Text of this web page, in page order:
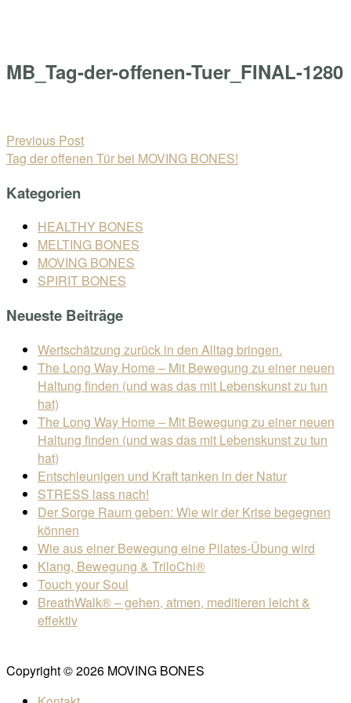
MB_Tag-der-offenen-Tuer_FINAL-1280
Beitragsnavigation
Previous Post
Tag der offenen Tür bei MOVING BONES!
Kategorien
HEALTHY BONES
MELTING BONES
MOVING BONES
SPIRIT BONES
Neueste Beiträge
Wertschätzung zurück in den Alltag bringen.
The Long Way Home – Mit Bewegung zu einer neuen
Haltung finden (und was das mit Lebenskunst zu tun
hat)
The Long Way Home – Mit Bewegung zu einer neuen
Haltung finden (und was das mit Lebenskunst zu tun
hat)
Entschleunigen und Kraft tanken in der Natur
STRESS lass nach!
Der Sorge Raum geben: Wie wir der Krise begegnen
können
Wie aus einer Bewegung eine Pilates-Übung wird
Klang, Bewegung & TriloChi®
Touch your Soul
BreathWalk® – gehen, atmen, meditieren leicht &
effektiv
Copyright © 2026 MOVING BONES